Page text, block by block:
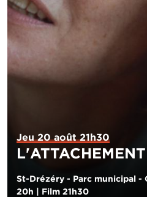
Jeu 20 août 21h30
L'ATTACHEMENT
St-Drézéry - Parc municipal -
20h | Film 21h30